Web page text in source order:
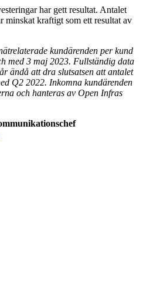
har gett resultat. Antalet
minskat kraftigt som ett resultat av
kundärenden per kund
med 3 maj 2023. Fullständig data
ändå att dra slutsatsen att antalet
Q2 2022. Inkomna kundärenden
och hanteras av Open Infras